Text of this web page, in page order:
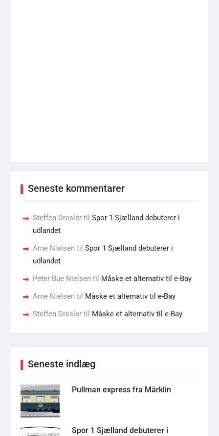
Seneste kommentarer
Steffen Dreslertil Spor 1 Sjælland debuterer i
udlandet
Arne Nielsentil Spor 1 Sjælland debuterer i
udlandet
Peter Bue Nielsentil Måske et alternativ til e-Bay
Arne Nielsentil Måske et alternativ til e-Bay
Steffen Dreslertil Måske et alternativ til e-Bay
Seneste indlæg
Pullman express fra Märklin
Spor 1 Sjælland debuterer i